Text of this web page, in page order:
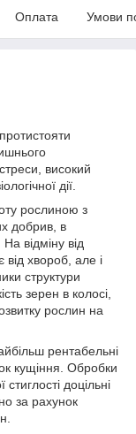
Оплата Умови
високий
дії.
рослиною з
добрив, в
відміну від
від хвороб, але і
структури
зерен в колосі,
рослин на
рентабельні
кущіння. Обробки
доцільні
за рахунок